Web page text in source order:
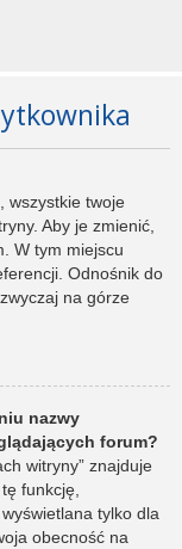
wszystkie twoje
Aby je zmienić,
W tym miejscu
Odnośnik do
na górze
nazwy
forum?
witryny” znajduje
tę funkcję,
tylko dla
obecność na